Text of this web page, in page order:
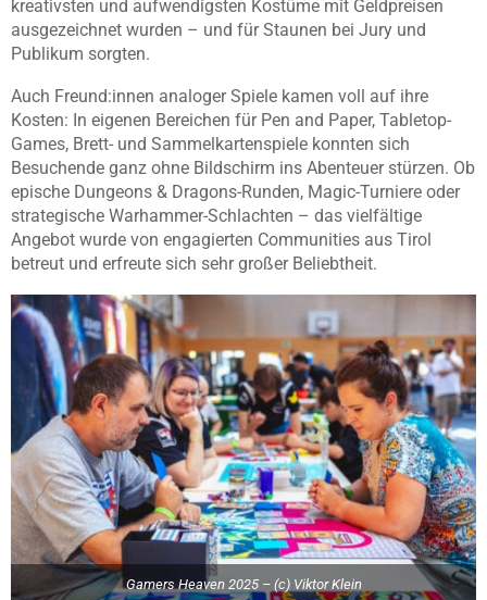
kreativsten und aufwendigsten Kostüme mit Geldpreisen
ausgezeichnet wurden – und für Staunen bei Jury und
Publikum sorgten.
Auch Freund:innen analoger Spiele kamen voll auf ihre
Kosten: In eigenen Bereichen für Pen and Paper, Tabletop-
Games, Brett- und Sammelkartenspiele konnten sich
Besuchende ganz ohne Bildschirm ins Abenteuer stürzen. Ob
epische Dungeons & Dragons-Runden, Magic-Turniere oder
strategische Warhammer-Schlachten – das vielfältige
Angebot wurde von engagierten Communities aus Tirol
betreut und erfreute sich sehr großer Beliebtheit.
Gamers Heaven 2025 – (c) Viktor Klein